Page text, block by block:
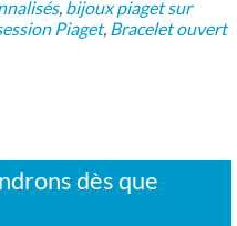
, bijoux piaget sur
Piaget, Bracelet ouvert
dès que